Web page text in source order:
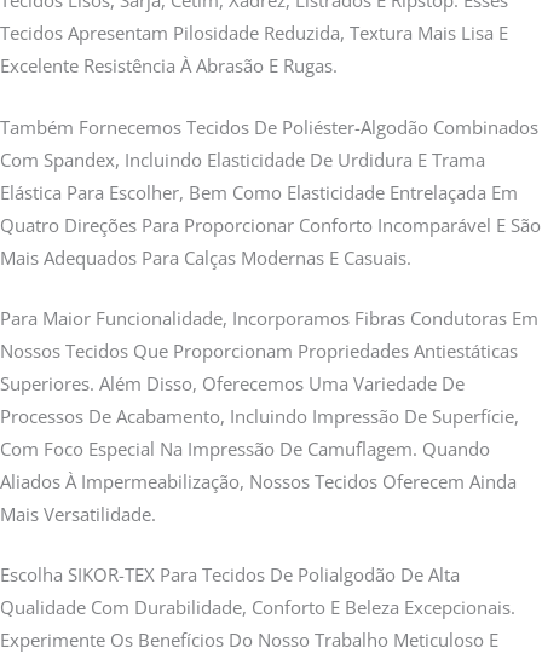
Tecidos Apresentam Pilosidade Reduzida, Textura Mais Lisa E
Excelente Resistência À Abrasão E Rugas.
Também Fornecemos Tecidos De Poliéster-Algodão Combinados
Com Spandex, Incluindo Elasticidade De Urdidura E Trama
Elástica Para Escolher, Bem Como Elasticidade Entrelaçada Em
Quatro Direções Para Proporcionar Conforto Incomparável E São
Mais Adequados Para Calças Modernas E Casuais.
Para Maior Funcionalidade, Incorporamos Fibras Condutoras Em
Nossos Tecidos Que Proporcionam Propriedades Antiestáticas
Superiores. Além Disso, Oferecemos Uma Variedade De
Processos De Acabamento, Incluindo Impressão De Superfície,
Com Foco Especial Na Impressão De Camuflagem. Quando
Aliados À Impermeabilização, Nossos Tecidos Oferecem Ainda
Mais Versatilidade.
Escolha SIKOR-TEX Para Tecidos De Polialgodão De Alta
Qualidade Com Durabilidade, Conforto E Beleza Excepcionais.
Experimente Os Benefícios Do Nosso Trabalho Meticuloso E